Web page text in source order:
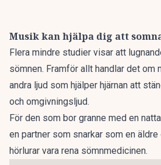
Musik kan hjälpa dig att
Flera mindre studier visar att
sömnen. Framför allt handlar det om
andra ljud som hjälper hjärnan att
och omgivningsljud.
För den som bor granne med en
en partner som snarkar som en
hörlurar vara rena sömnmedicinen.